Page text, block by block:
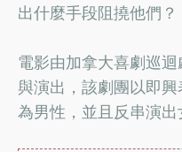
出什麼手段阻撓他們？
電影由加拿大喜劇巡
與演出，該劇團以即
為男性，並且反串演出